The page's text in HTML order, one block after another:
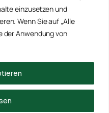
einzusetzen und
Wenn Sie auf „Alle
der Anwendung von
Profi NRW
Freitag
Rechte vorbehalten